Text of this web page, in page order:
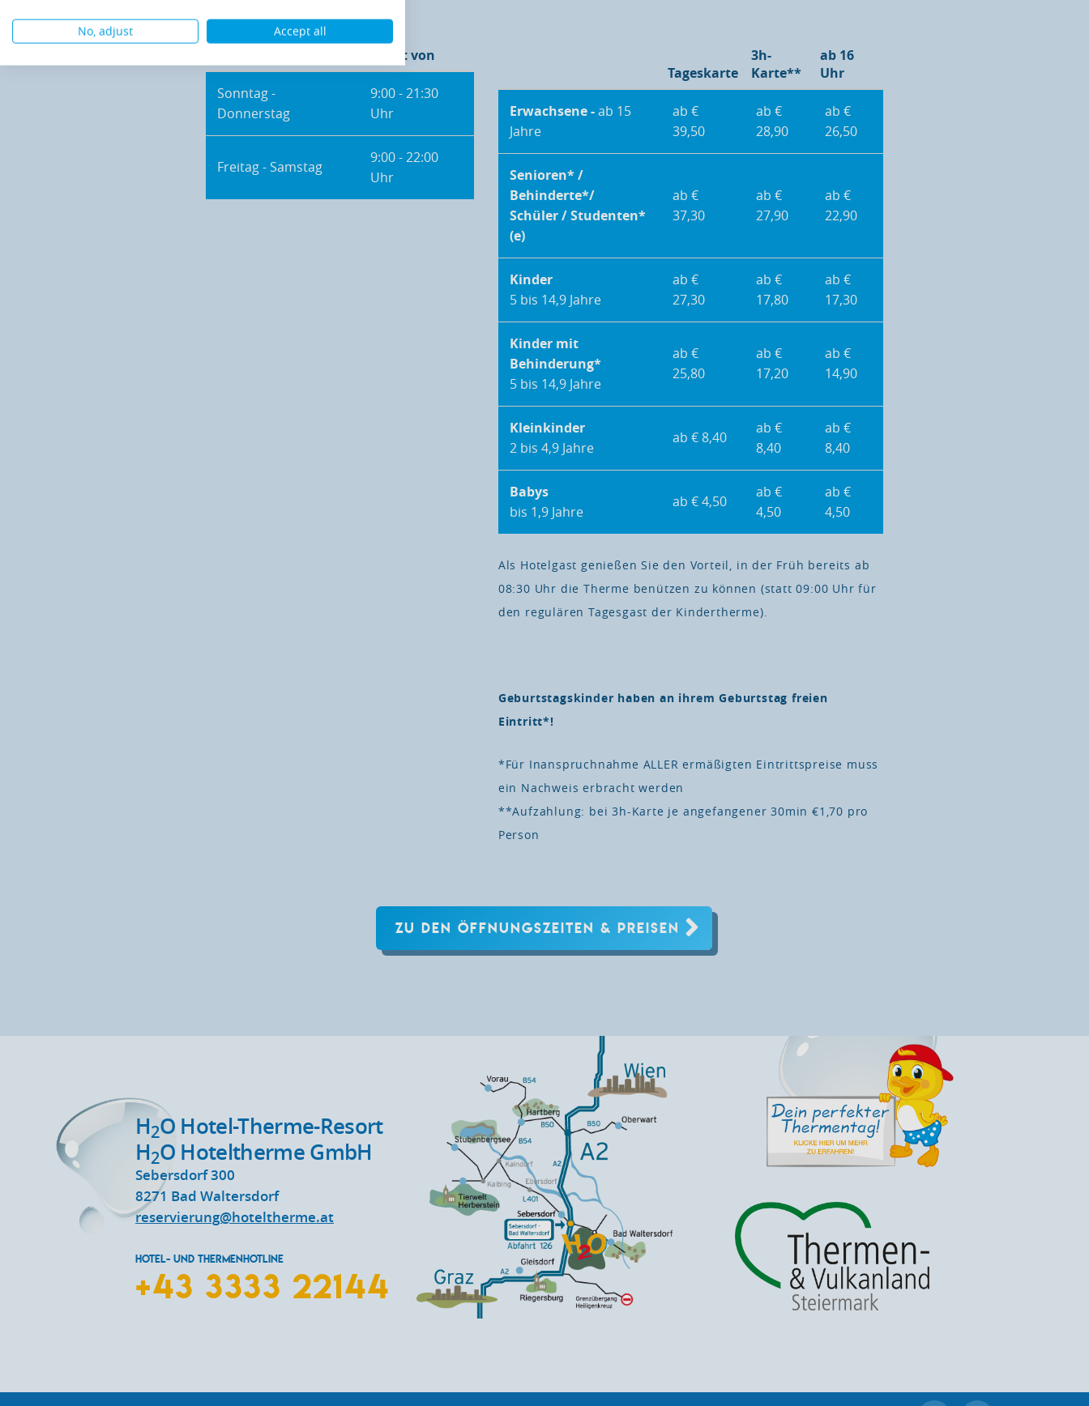
Die Therme ist für Sie geöffnet von
Sonntag -
Donnerstag
9:00 - 21:30
Uhr
Freitag - Samstag
9:00 - 22:00
Uhr
Tageskarte
3h-
Karte**
ab 16
Uhr
Erwachsene -ab 15
Jahre
ab €
39,50
ab €
28,90
ab €
26,50
Senioren* /
Behinderte*/
Schüler / Studenten*
(e)
ab €
37,30
ab €
27,90
ab €
22,90
Kinder
5 bis 14,9 Jahre
ab €
27,30
ab €
17,80
ab €
17,30
Kinder mit
Behinderung*
5 bis 14,9 Jahre
ab €
25,80
ab €
17,20
ab €
14,90
Kleinkinder
2 bis 4,9 Jahre
ab € 8,40
ab €
8,40
ab €
8,40
Babys
bis 1,9 Jahre
ab € 4,50
ab €
4,50
ab €
4,50
Als Hotelgast genießen Sie den Vorteil, in der Früh bereits ab
08:30 Uhr die Therme benützen zu können (statt 09:00 Uhr für
den regulären Tagesgast der Kindertherme).
Geburtstagskinder haben an ihrem Geburtstag freien
Eintritt*!
*Für Inanspruchnahme ALLER ermäßigten Eintrittspreise muss
ein Nachweis erbracht werden
**Aufzahlung: bei 3h-Karte je angefangener 30min €1,70 pro
Person
ZU DEN ÖFFNUNGSZEITEN & PREISEN
H2O Hotel-Therme-Resort
H2O Hoteltherme GmbH
Sebersdorf 300
8271 Bad Waltersdorf
reservierung@hoteltherme.at
HOTEL- UND THERMENHOTLINE
+43 3333 22144
No, adjust Accept all